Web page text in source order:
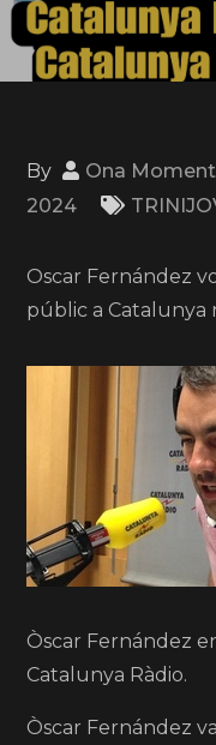
By Ona
2024
Oscar Fernández
públic a Catalunya
Òscar Fernández
Catalunya Ràdio.
Òscar Fernández